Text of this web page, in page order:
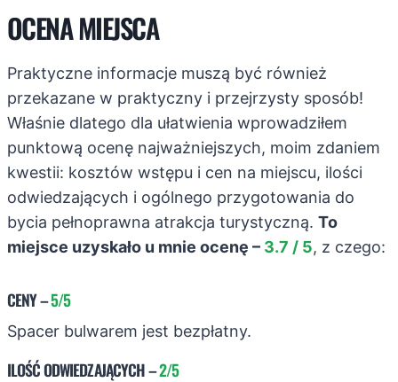
OCENA MIEJSCA
Praktyczne informacje muszą być również
przekazane w praktyczny i przejrzysty sposób!
Właśnie dlatego dla ułatwienia wprowadziłem
punktową ocenę najważniejszych, moim zdaniem
kwestii: kosztów wstępu i cen na miejscu, ilości
odwiedzających i ogólnego przygotowania do
bycia pełnoprawna atrakcja turystyczną. To
miejsce uzyskało u mnie ocenę – 3.7 / 5, z czego:
CENY–5/5
Spacer bulwarem jest bezpłatny.
ILOŚĆ ODWIEDZAJĄCYCH–2/5